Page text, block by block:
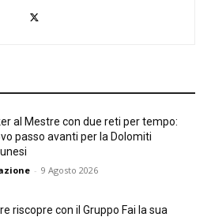
al Mestre con due reti per tempo:
passo avanti per la Dolomiti
- 9 Agosto 2026
riscopre con il Gruppo Fai la sua